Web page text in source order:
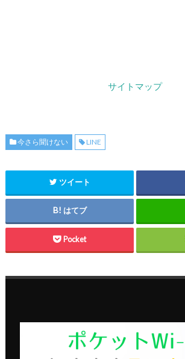
サイトマップ
今さら聞けない LINE
ツイート
はてブ
Pocket